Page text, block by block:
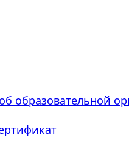
образовательной